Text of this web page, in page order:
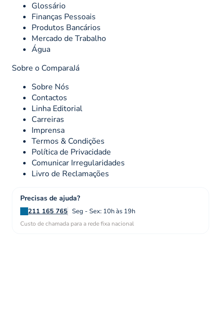
Glossário
Finanças Pessoais
Produtos Bancários
Mercado de Trabalho
Água
Sobre o ComparaJá
Sobre Nós
Contactos
Linha Editorial
Carreiras
Imprensa
Termos & Condições
Política de Privacidade
Comunicar Irregularidades
Livro de Reclamações
Precisas de ajuda?
211 165 765 Seg - Sex: 10h às 19h
Custo de chamada para a rede fixa nacional